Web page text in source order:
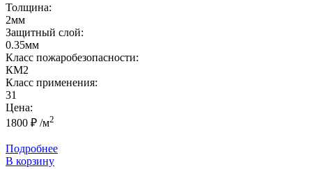
Толщина:
2мм
Защитный слой:
0.35мм
Класс пожаробезопасности:
КМ2
Класс применения:
31
Цена:
1800 ₽ /м2
Подробнее
В корзину